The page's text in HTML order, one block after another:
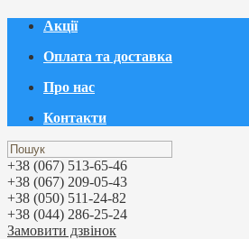
Акції
Оплата та доставка
Про нас
Контакти
+38 (067) 513-65-46
+38 (067) 209-05-43
+38 (050) 511-24-82
+38 (044) 286-25-24
Замовити дзвінок